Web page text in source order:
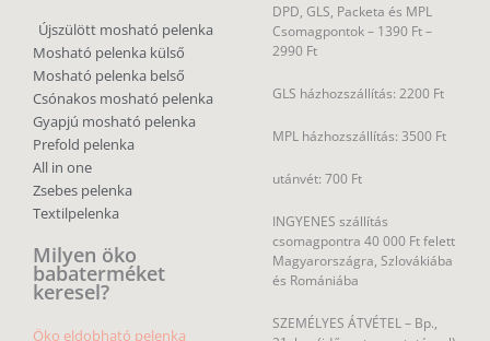
Újszülött mosható pelenka
Mosható pelenka külső
Mosható pelenka belső
Csónakos mosható pelenka
Gyapjú mosható pelenka
Prefold pelenka
All in one
Zsebes pelenka
Textilpelenka
Milyen öko
babaterméket
keresel?
Öko eldobható pelenka
DPD, GLS, Packeta és MPL
Csomagpontok – 1390 Ft –
2990 Ft
GLS házhozszállítás: 2200 Ft
MPL házhozszállítás: 3500 Ft
utánvét: 700 Ft
INGYENES szállítás
csomagpontra 40 000 Ft felett
Magyarországra, Szlovákiába
és Romániába
SZEMÉLYES ÁTVÉTEL – Bp.,